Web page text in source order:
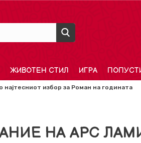
ЖИВОТЕН СТИЛ ИГРА
најтесниот избор за Роман на годината
НА АРС